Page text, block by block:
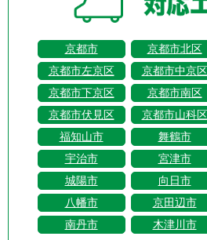
京都市 京都市北区
京都市左京区
京都市中京区
京都市下京区
京都市南区
京都市伏見区
京都市山科区
福知山市
舞鶴市
宇治市
宮津市
城陽市
向日市
八幡市
京田辺市
南丹市
木津川市